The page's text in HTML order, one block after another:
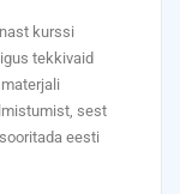
kurssi
tekkivaid
sest
eesti